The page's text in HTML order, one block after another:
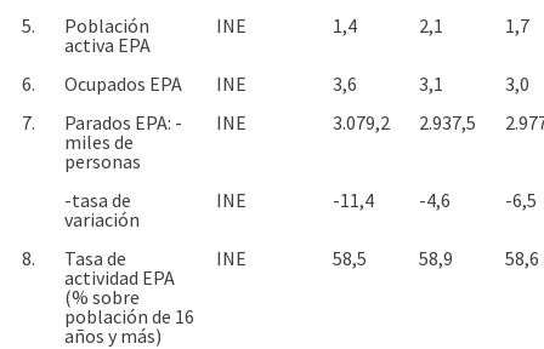
5.
Población
activa EPA
INE 1,4 2,1 1,7
6. Ocupados EPA INE 3,6 3,1
3,0
7.
Parados EPA: -
miles de
personas
INE 3.079,2 2.937,5
-tasa de
variación
INE -11,4 -4,6 -6,5
8.
Tasa de
actividad EPA
(% sobre
población de 16
años y más)
INE 58,5 58,9 58,6